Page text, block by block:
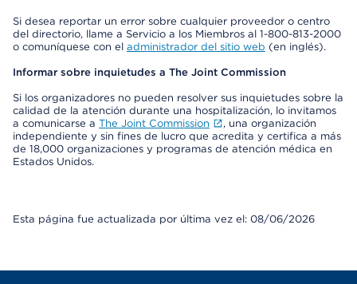
Si desea reportar un error sobre cualquier proveedor o centro
del directorio, llame a Servicio a los Miembros al 1-800-813-2000
o comuníquese con el administrador del sitio web (en inglés).
Informar sobre inquietudes a The Joint Commission
Si los organizadores no pueden resolver sus inquietudes sobre la
calidad de la atención durante una hospitalización, lo invitamos
a comunicarse a The Joint Commission
, una organización
independiente y sin fines de lucro que acredita y certifica a más
de 18,000 organizaciones y programas de atención médica en
Estados Unidos.
Esta página fue actualizada por última vez el: 08/06/2026